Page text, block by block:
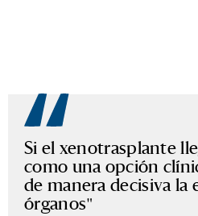
Si el xenotrasplante
como una opción
de manera decisiva la
órganos